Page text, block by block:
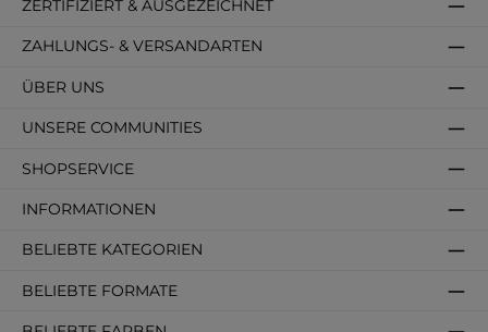
SHOPSERVICE
INFORMATIONEN
BELIEBTE KATEGORIEN
BELIEBTE FORMATE
ZAHLUNGS- & VERSANDARTEN
ÜBER UNS
ZERTIFIZIERT & AUSGEZEICHNET
UNSERE COMMUNITIES